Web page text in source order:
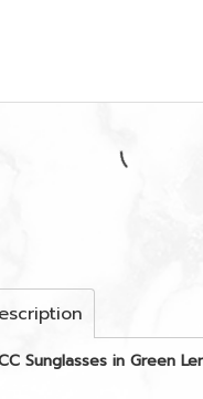
Sunglasses in Green